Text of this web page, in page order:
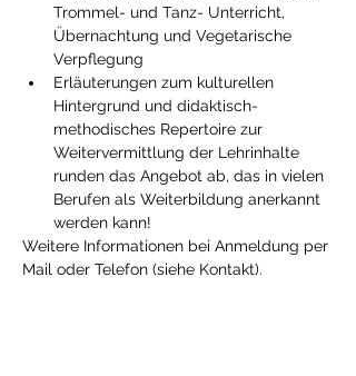
Trommel- und Tanz- Unterricht,
Übernachtung und Vegetarische
Verpflegung
Erläuterungen zum kulturellen
Hintergrund und didaktisch-
methodisches Repertoire zur
Weitervermittlung der Lehrinhalte
runden das Angebot ab, das in vielen
Berufen als Weiterbildung anerkannt
werden kann!
Weitere Informationen bei Anmeldung per
Mail oder Telefon (siehe Kontakt).